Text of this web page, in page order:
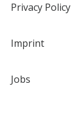
Privacy Policy
Imprint
Jobs